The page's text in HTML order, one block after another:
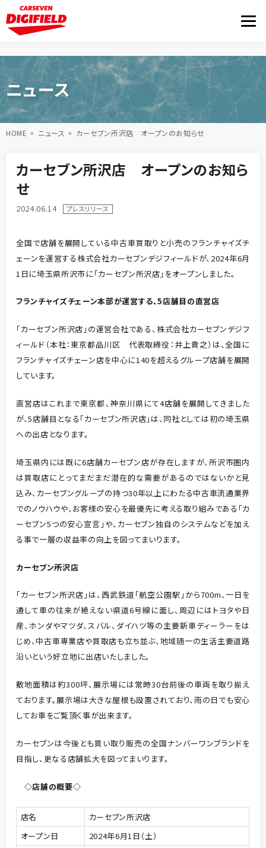
ニュース
HOME ニュース カーセブン所沢店 オープンのお知らせ
カーセブン所沢店 オープンのお知ら
せ
2024.06.14 プレスリリース
全国で店舗を展開している中古車買取りと小売のフランチャイズチ
ェーンを運営する株式会社カーセブンデジフィールドが、2024年6月
1日に埼玉県所沢市に「カーセブン所沢店」をオープンしました。
フランチャイズチェーン本部が運営する、5店舗目の直営店
「カーセブン所沢店」の運営会社である、株式会社カーセブンデジフ
ィールド（本社：東京都品川区 代表取締役：井上貴之）は、全国に
フランチャイズチェーン店を中心に140を超えるグループ店舗を展開
しています。
直営店はこれまで東京都、神奈川県にて4店舗を展開してきました
が、5店舗目となる「カーセブン所沢店」は、同社としては初の埼玉県
への出店となります。
埼玉県内には既に6店舗カーセブン店が存在しますが、所沢市圏内
は買取店にとってまだまだ潜在的な需要があるのではないかと見
込み、カーセブングループの持つ30年以上にわたる中古車流通業界
でのノウハウや、お客様の安心を最優先に考える取り組みである「カ
ーセブン5つの安心宣言」や、カーセブン独自のシステムなどを加え
る事で一層の収益率の向上を図ってまいります。
カーセブン所沢店
「カーセブン所沢店」は、西武鉄道「航空公園駅」から700m、一日を
通して車の往来が絶えない県道6号線に面し、周辺にはトヨタや日
産、ホンダやマツダ、スバル、ダイハツ等の主要新車ディーラーをは
じめ、中古車専業店や買取店も立ち並ぶ、地域随一の生活主要道路
沿いという好立地に出店いたしました。
敷地面積は約300坪、展示場には常時30台前後の車両を取り揃え
ております。展示場は大きな屋根も設置されており、雨の日でも安心
してお車をご覧頂く事が出来ます。
カーセブンは今後とも買い取り販売の全国ナンバーワンブランドを
目指し、更なる店舗拡大を図ってまいります。
◇店舗の概要◇
店名
カーセブン所沢店
オープン日
2024年6月1日（土）